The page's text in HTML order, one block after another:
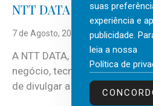
NTT DATA Insurtech
7 de Agosto, 2026
A NTT DATA, consultora global
negócio, tecnologia e
de divulgar a mais recente...
suas
experiência e
publicidade.
leia a nossa
Política de